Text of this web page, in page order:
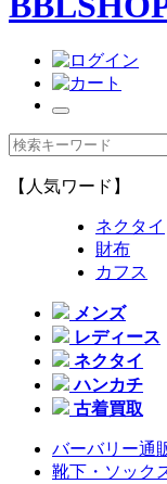
【人気ワード】
ネクタイ
財布
カフス
メンズ
レディース
ネクタイ
ハンカチ
古着買取
バーバリー通
靴下・ソック